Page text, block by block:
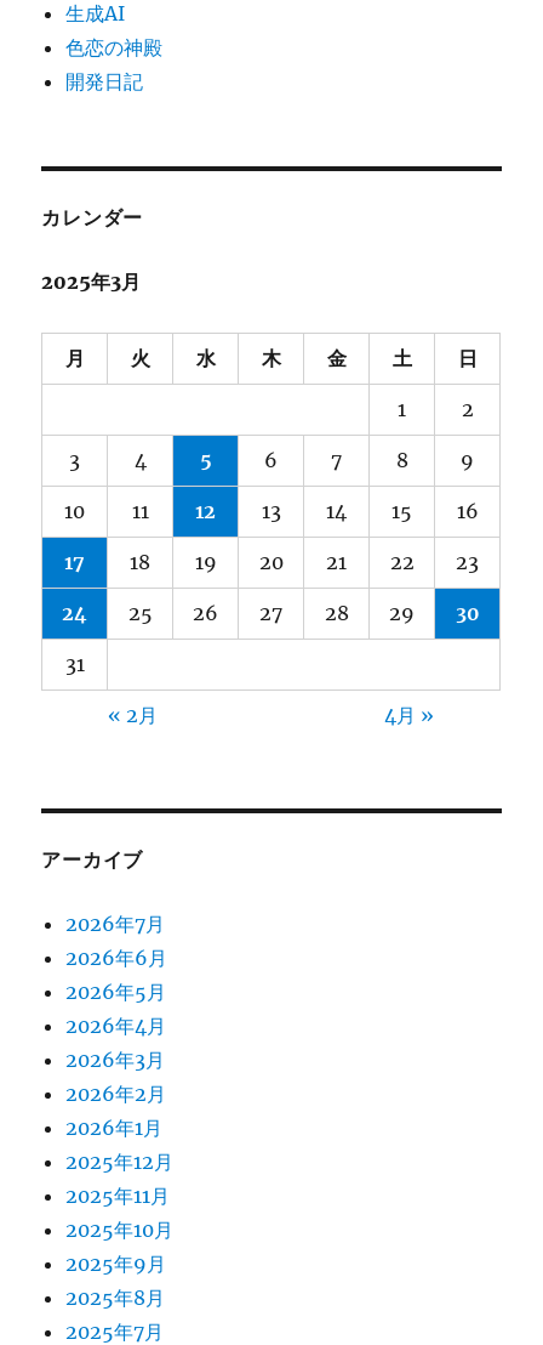
生成AI
色恋の神殿
開発日記
カレンダー
2025年3月
月 火 水 木 金 土 日
1 2
3 4 5 6 7 8 9
10 11 12 13 14 15 16
17 18 19 20 21 22 23
24 25 26 27 28 29 30
31
« 2月 4月 »
アーカイブ
2026年7月
2026年6月
2026年5月
2026年4月
2026年3月
2026年2月
2026年1月
2025年12月
2025年11月
2025年10月
2025年9月
2025年8月
2025年7月